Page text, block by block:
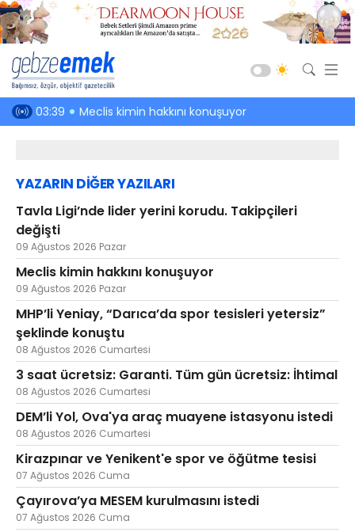
hakkı! 03:39 Meclis kimin hakkını konuşuyor
YAZARIN DİĞER YAZILARI
Tavla Ligi’nde lider yerini korudu. Takipçileri
değişti
09 Ağustos 2026 Pazar
Meclis kimin hakkını konuşuyor
09 Ağustos 2026 Pazar
MHP’li Yeniay, “Darıca’da spor tesisleri yetersiz”
şeklinde konuştu
08 Ağustos 2026 Cumartesi
3 saat ücretsiz: Garanti. Tüm gün ücretsiz: İhtimal
08 Ağustos 2026 Cumartesi
DEM’li Yol, Ova'ya araç muayene istasyonu istedi
08 Ağustos 2026 Cumartesi
Kirazpınar ve Yenikent'e spor ve öğütme tesisi
07 Ağustos 2026 Cuma
Çayırova’ya MESEM kurulmasını istedi
07 Ağustos 2026 Cuma
Güncel
Siyaset
Spor
Ekonomi
Eğitim
Emlak
Teknoloji
Web TV Galeri Yazarlar
Hacı Halil Mahallesi, İsmetpaşa
(BİLKAR)Gebze - KOCAELİ